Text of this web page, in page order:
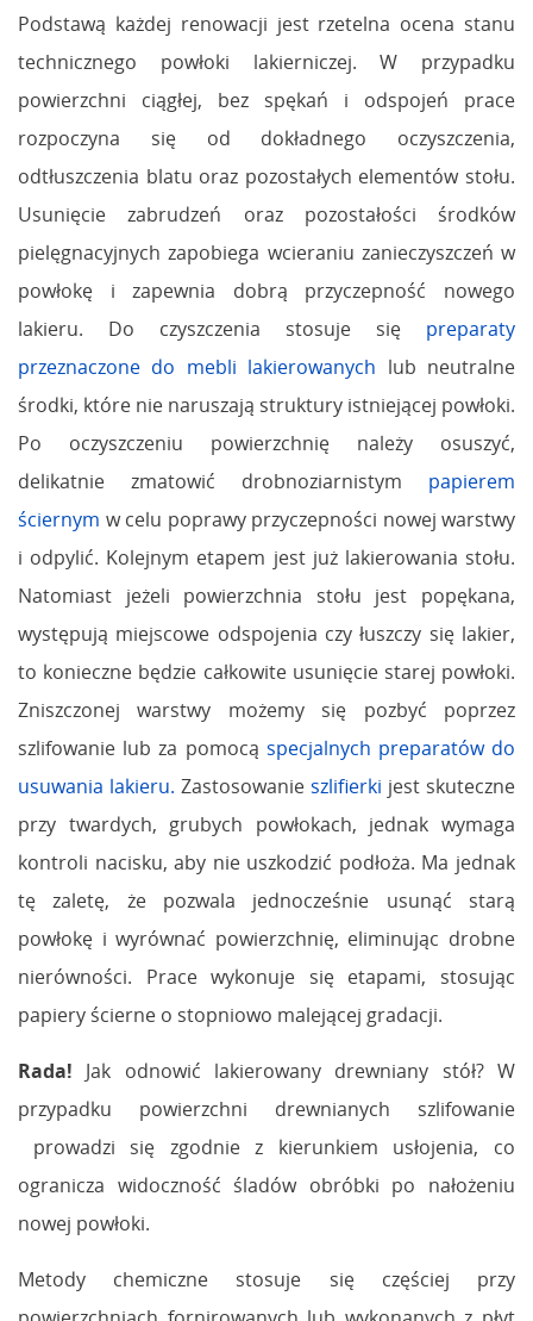
Podstawą każdej renowacji jest rzetelna ocena stanu
technicznego powłoki lakierniczej. W przypadku
powierzchni ciągłej, bez spękań i odspojeń prace
rozpoczyna się od dokładnego oczyszczenia,
odtłuszczenia blatu oraz pozostałych elementów stołu.
Usunięcie zabrudzeń oraz pozostałości środków
pielęgnacyjnych zapobiega wcieraniu zanieczyszczeń w
powłokę i zapewnia dobrą przyczepność nowego
lakieru. Do czyszczenia stosuje się preparaty
przeznaczone do mebli lakierowanych lub neutralne
środki, które nie naruszają struktury istniejącej powłoki.
Po oczyszczeniu powierzchnię należy osuszyć,
delikatnie zmatowić drobnoziarnistym papierem
ściernym w celu poprawy przyczepności nowej warstwy
i odpylić. Kolejnym etapem jest już lakierowania stołu.
Natomiast jeżeli powierzchnia stołu jest popękana,
występują miejscowe odspojenia czy łuszczy się lakier,
to konieczne będzie całkowite usunięcie starej powłoki.
Zniszczonej warstwy możemy się pozbyć poprzez
szlifowanie lub za pomocą specjalnych preparatów do
usuwania lakieru. Zastosowanie szlifierki jest skuteczne
przy twardych, grubych powłokach, jednak wymaga
kontroli nacisku, aby nie uszkodzić podłoża. Ma jednak
tę zaletę, że pozwala jednocześnie usunąć starą
powłokę i wyrównać powierzchnię, eliminując drobne
nierówności. Prace wykonuje się etapami, stosując
papiery ścierne o stopniowo malejącej gradacji.
Rada! Jak odnowić lakierowany drewniany stół? W
przypadku powierzchni drewnianych szlifowanie
prowadzi się zgodnie z kierunkiem usłojenia, co
ogranicza widoczność śladów obróbki po nałożeniu
nowej powłoki.
Metody chemiczne stosuje się częściej przy